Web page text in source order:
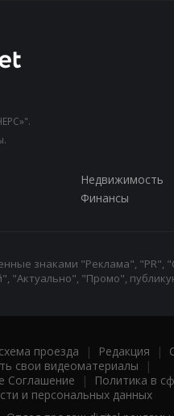
Недвижимость
Финансы
знаками "Реклама", "PR",
"Актуально", "Промо",
проезда | Редакция |
свои видеоматериалы |
Соглашение |
Политика в
и персональных данных